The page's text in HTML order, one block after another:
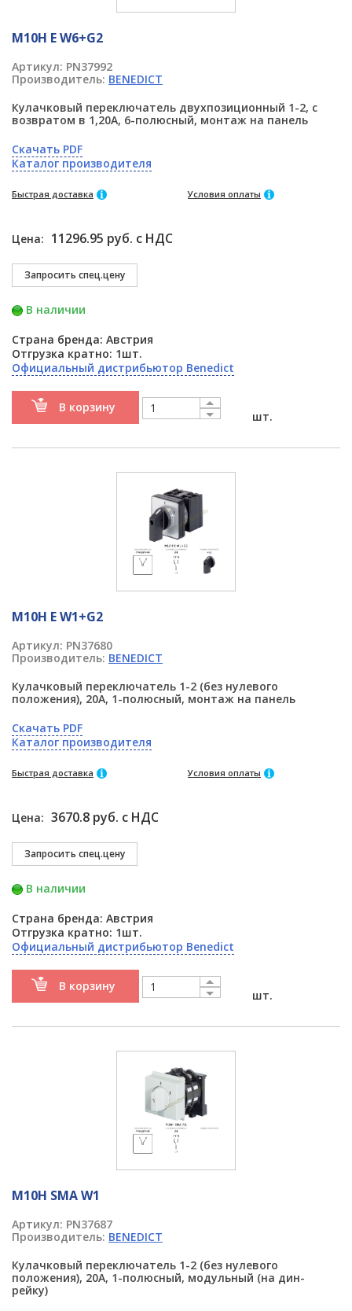
M10H E W6+G2
Артикул: PN37992
Производитель: BENEDICT
Кулачковый переключатель двухпозиционный 1-2, с
возвратом в 1,20А, 6-полюсный, монтаж на панель
Скачать PDF
Каталог производителя
Быстрая доставка Условия оплаты
Цена: 11296.95 руб. с НДС
В наличии
Страна бренда: Австрия
Отгрузка кратно: 1шт.
Официальный дистрибьютор Benedict
В корзину
шт.
M10H E W1+G2
Артикул: PN37680
Производитель: BENEDICT
Кулачковый переключатель 1-2 (без нулевого
положения), 20А, 1-полюсный, монтаж на панель
Скачать PDF
Каталог производителя
Быстрая доставка Условия оплаты
Цена: 3670.8 руб. с НДС
В наличии
Страна бренда: Австрия
Отгрузка кратно: 1шт.
Официальный дистрибьютор Benedict
В корзину
шт.
M10H SMA W1
Артикул: PN37687
Производитель: BENEDICT
Кулачковый переключатель 1-2 (без нулевого
положения), 20А, 1-полюсный, модульный (на дин-
рейку)